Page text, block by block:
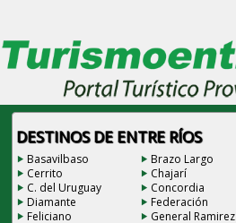
DESTINOS DE ENTRE RÍOS
Basavilbaso Brazo Largo
Cerrito
Chajarí
C. del Uruguay
Concordia
Diamante
Federación
Feliciano
General Ramirez